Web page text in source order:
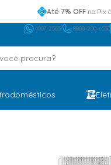
Até 7% OFFno Pix
4007-2565 0800-200-6550
procura?